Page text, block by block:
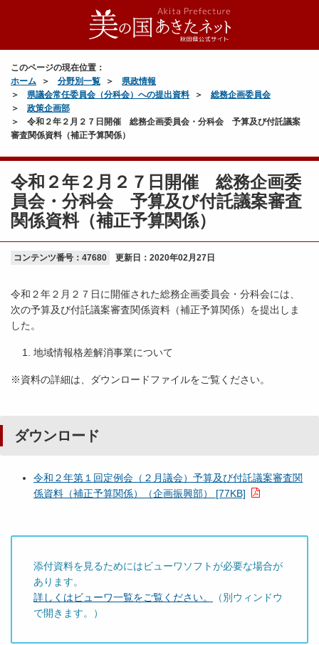
このページの現在位置：
ホーム
分野別一覧
県政情報
県議会常任委員会（分科会）への提出資料
総務企画委員会
政策企画部
令和２年２月２７日開催 総務企画委員会・分科会 予算及び付託議案
審査関係資料（補正予算関係）
令和２年２月２７日開催 総務企画委
員会・分科会 予算及び付託議案審査
関係資料（補正予算関係）
コンテンツ番号：47680 更新日： 2020年02月27日
令和２年２月２７日に開催された総務企画委員会・分科会には、
次の予算及び付託議案審査関係資料（補正予算関係）を提出しま
した。
地域情報格差解消事業について
※資料の詳細は、ダウンロードファイルをご覧ください。
ダウンロード
令和２年第１回定例会（２月議会）予算及び付託議案審査関
係資料（補正予算関係）（企画振興部） [77KB]
添付資料を見るためにはビューワソフトが必要な場合が
あります。
詳しくはビューワ一覧をご覧ください。
（別ウィンドウ
で開きます。）